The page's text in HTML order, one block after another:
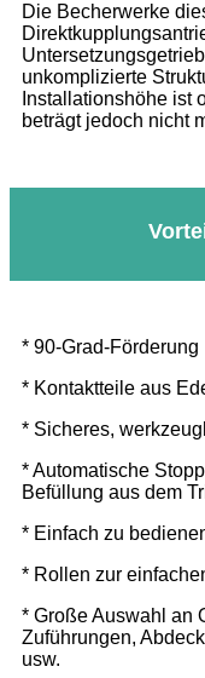
Die Becherwerke
unkomplizierte
Installationshöhe ist
beträgt jedoch nicht
* 90-Grad-Förderung
* Kontaktteile aus
* Sicheres,
* Automatische
Befüllung aus dem
* Einfach zu
* Rollen zur
* Große Auswahl an
Zuführungen,
usw.